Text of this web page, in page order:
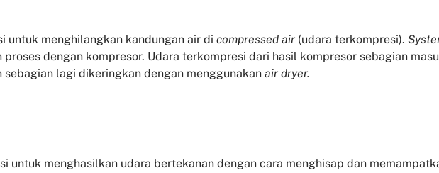
untuk menghilangkan kandungan air di compressed air (udara terkompresi).
proses dengan kompresor. Udara terkompresi dari hasil kompresor sebagian
lagi dikeringkan dengan menggunakan air dryer.
untuk menghasilkan udara bertekanan dengan cara menghisap dan